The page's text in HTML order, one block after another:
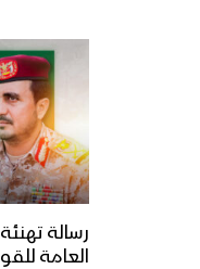
رسالة
العامة